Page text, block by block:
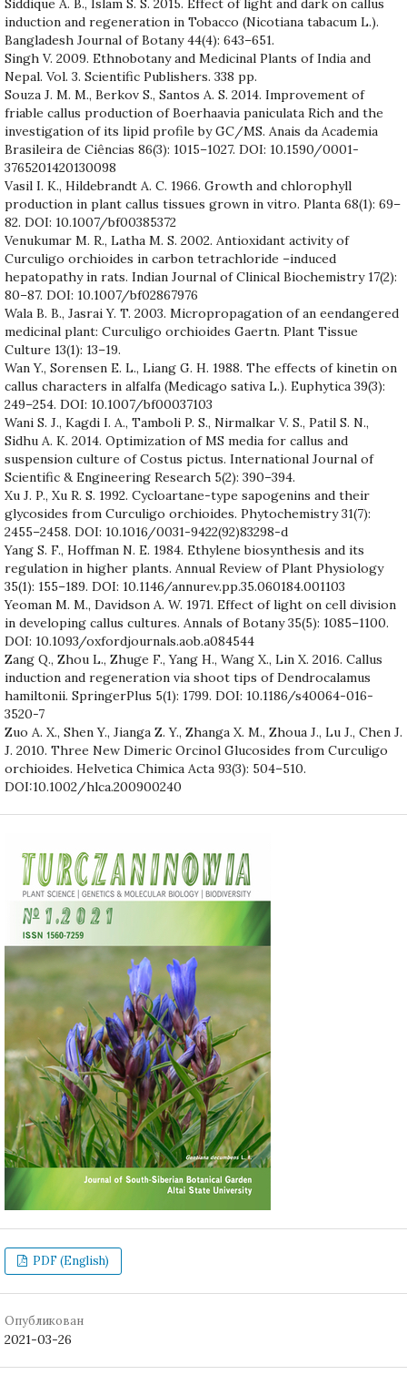
induction and regeneration in Tobacco (Nicotiana tabacum L.).
Bangladesh Journal of Botany 44(4): 643–651.
Singh V. 2009. Ethnobotany and Medicinal Plants of India and
Nepal. Vol. 3. Scientific Publishers. 338 pp.
Souza J. M. M., Berkov S., Santos A. S. 2014. Improvement of
friable callus production of Boerhaavia paniculata Rich and the
investigation of its lipid profile by GC/MS. Anais da Academia
Brasileira de Ciências 86(3): 1015–1027. DOI: 10.1590/0001-
3765201420130098
Vasil I. K., Hildebrandt A. C. 1966. Growth and chlorophyll
production in plant callus tissues grown in vitro. Planta 68(1): 69–
82. DOI: 10.1007/bf00385372
Venukumar M. R., Latha M. S. 2002. Antioxidant activity of
Curculigo orchioides in carbon tetrachloride –induced
hepatopathy in rats. Indian Journal of Clinical Biochemistry 17(2):
80–87. DOI: 10.1007/bf02867976
Wala B. B., Jasrai Y. T. 2003. Micropropagation of an eendangered
medicinal plant: Curculigo orchioides Gaertn. Plant Tissue
Culture 13(1): 13–19.
Wan Y., Sorensen E. L., Liang G. H. 1988. The effects of kinetin on
callus characters in alfalfa (Medicago sativa L.). Euphytica 39(3):
249–254. DOI: 10.1007/bf00037103
Wani S. J., Kagdi I. A., Tamboli P. S., Nirmalkar V. S., Patil S. N.,
Sidhu A. K. 2014. Optimization of MS media for callus and
suspension culture of Costus pictus. International Journal of
Scientific & Engineering Research 5(2): 390–394.
Xu J. P., Xu R. S. 1992. Cycloartane-type sapogenins and their
glycosides from Curculigo orchioides. Phytochemistry 31(7):
2455–2458. DOI: 10.1016/0031-9422(92)83298-d
Yang S. F., Hoffman N. E. 1984. Ethylene biosynthesis and its
regulation in higher plants. Annual Review of Plant Physiology
35(1): 155–189. DOI: 10.1146/annurev.pp.35.060184.001103
Yeoman M. M., Davidson A. W. 1971. Effect of light on cell division
in developing callus cultures. Annals of Botany 35(5): 1085–1100.
DOI: 10.1093/oxfordjournals.aob.a084544
Zang Q., Zhou L., Zhuge F., Yang H., Wang X., Lin X. 2016. Callus
induction and regeneration via shoot tips of Dendrocalamus
hamiltonii. SpringerPlus 5(1): 1799. DOI: 10.1186/s40064-016-
3520-7
Zuo A. X., Shen Y., Jianga Z. Y., Zhanga X. M., Zhoua J., Lu J., Chen J.
J. 2010. Three New Dimeric Orcinol Glucosides from Curculigo
orchioides. Helvetica Chimica Acta 93(3): 504–510.
DOI:10.1002/hlca.200900240
PDF (English)
Опубликован
2021-03-26